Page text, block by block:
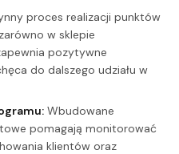
proces realizacji punktów
w sklepie
pozytywne
do dalszego udziału w
Wbudowane
pomagają monitorować
klientów oraz